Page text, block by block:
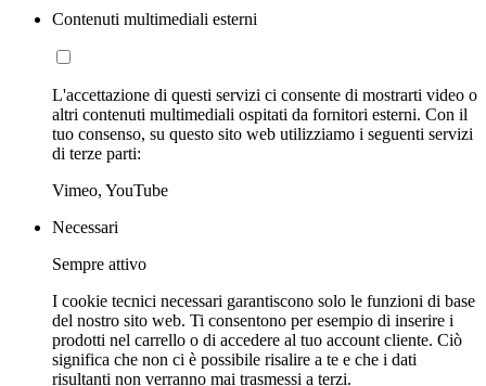
Contenuti multimediali esterni
L'accettazione di questi servizi ci consente di mostrarti video o
altri contenuti multimediali ospitati da fornitori esterni. Con il
tuo consenso, su questo sito web utilizziamo i seguenti servizi
di terze parti:
Vimeo, YouTube
Necessari
Sempre attivo
I cookie tecnici necessari garantiscono solo le funzioni di base
del nostro sito web. Ti consentono per esempio di inserire i
prodotti nel carrello o di accedere al tuo account cliente. Ciò
significa che non ci è possibile risalire a te e che i dati
risultanti non verranno mai trasmessi a terzi.